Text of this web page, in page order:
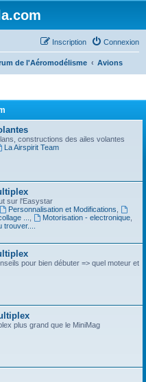
Connexion
Inscription
de l'Aéromodélisme Avions
constructions des ailes volantes
La Airspirit Team
sur l'Easystar
Personnalisation et Modifications
...
Motorisation - electronique,
trouver....
pour bien débuter => quel moteur et
plus grand que le MiniMag